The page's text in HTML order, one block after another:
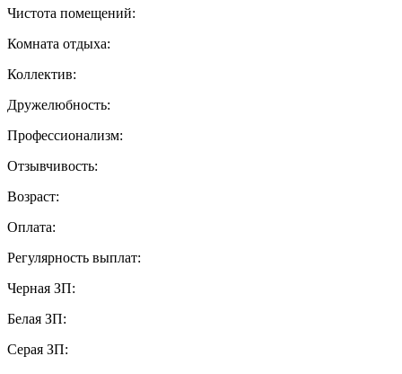
Чистота помещений:
Комната отдыха:
Коллектив:
Дружелюбность:
Профессионализм:
Отзывчивость:
Возраст:
Оплата:
Регулярность выплат:
Черная ЗП:
Белая ЗП:
Серая ЗП: